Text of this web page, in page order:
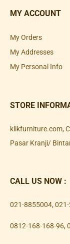
MY ACCOUNT
My Orders
My Addresses
My Personal Info
STORE
klikfurniture.com,
Pasar Kranji/
CALL US NOW :
021-8855004,
0812-168-168-96,